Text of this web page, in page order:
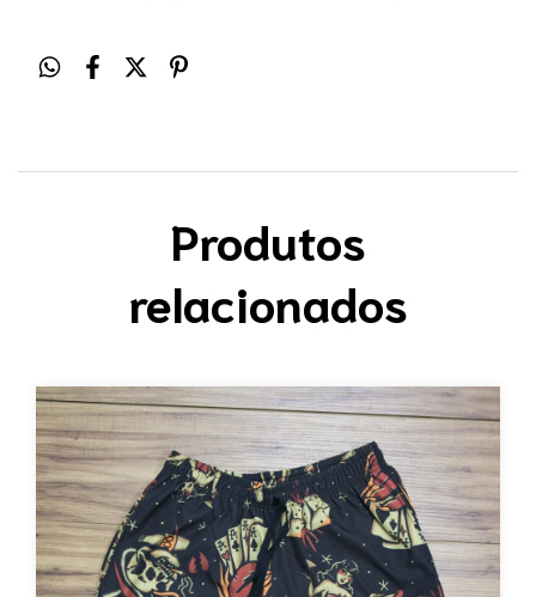
Produtos
relacionados